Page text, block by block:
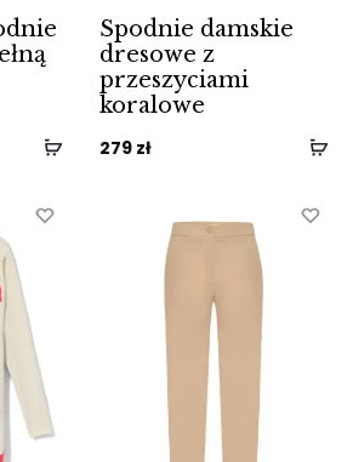
Spodnie damskie
dresowe z
przeszyciami
koralowe
279 zł